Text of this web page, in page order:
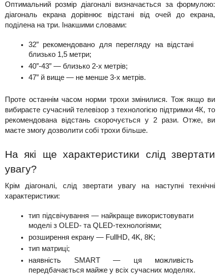
Оптимальний розмір діагоналі визначається за формулою:
діагональ екрана дорівнює відстані від очей до екрана,
поділена на три. Інакшими словами:
32” рекомендовано для перегляду на відстані
близько 1,5 метри;
40”-43” — близько 2-х метрів;
47” й вище — не менше 3-х метрів.
Проте останнім часом норми трохи змінилися. Тож якщо ви
вибираєте сучасний телевізор з технологією підтримки 4К, то
рекомендована відстань скорочується у 2 рази. Отже, ви
маєте змогу дозволити собі трохи більше.
На які ще характеристики слід звертати
увагу?
Крім діагоналі, слід звертати увагу на наступні технічні
характеристики:
тип підсвічування — найкраще використовувати
моделі з OLED- та QLED-технологіями;
розширення екрану — FullHD, 4K, 8K;
тип матриці;
наявність SMART — ця можливість
передбачається майже у всіх сучасних моделях.